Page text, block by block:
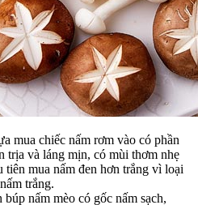
mua chiếc nấm rơm vào có phần
trịa và láng mịn, có mùi thơm nhẹ
tiên mua nấm đen hơn trắng vì loại
trắng.
nấm mèo có gốc nấm sạch,